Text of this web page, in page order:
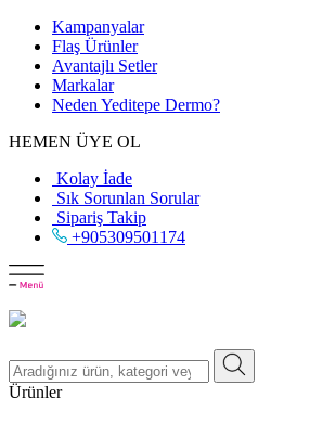
Kampanyalar
Flaş Ürünler
Avantajlı Setler
Markalar
Neden Yeditepe Dermo?
HEMEN ÜYE OL
Kolay İade
Sık Sorunlan Sorular
Sipariş Takip
+905309501174
Ürünler